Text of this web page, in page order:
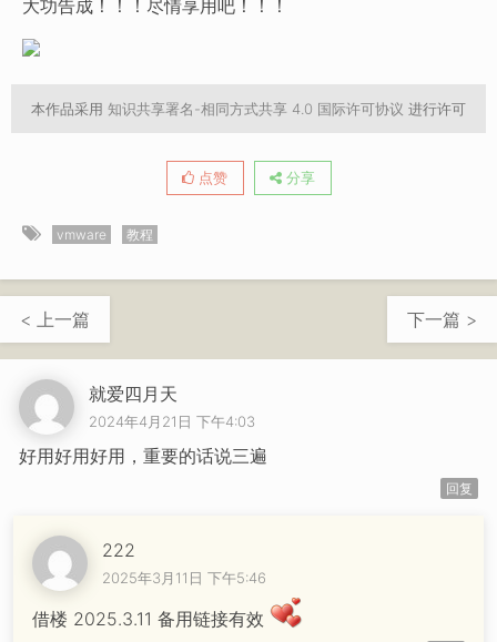
大功告成！！！尽情享用吧！！！
本作品采用 知识共享署名-相同方式共享 4.0 国际许可协议 进行许可
点赞 分享
vmware 教程
< 上一篇 下一篇 >
就爱四月天
2024年4月21日 下午4:03
好用好用好用，重要的话说三遍
回复
222
2025年3月11日 下午5:46
借楼 2025.3.11 备用链接有效